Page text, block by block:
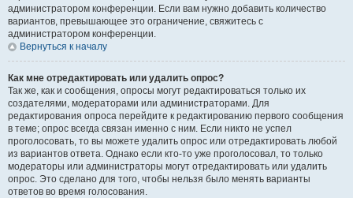
администратором конференции. Если вам нужно добавить количество
вариантов, превышающее это ограничение, свяжитесь с
администратором конференции.
Вернуться к началу
Как мне отредактировать или удалить опрос?
Так же, как и сообщения, опросы могут редактироваться только их
создателями, модераторами или администраторами. Для
редактирования опроса перейдите к редактированию первого сообщения
в теме; опрос всегда связан именно с ним. Если никто не успел
проголосовать, то вы можете удалить опрос или отредактировать любой
из вариантов ответа. Однако если кто-то уже проголосовал, то только
модераторы или администраторы могут отредактировать или удалить
опрос. Это сделано для того, чтобы нельзя было менять варианты
ответов во время голосования.